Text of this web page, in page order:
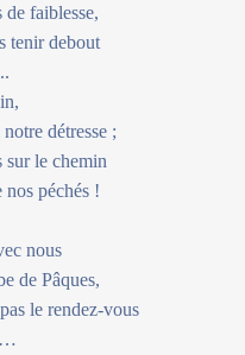
faiblesse,
tenir debout
détresse ;
sur le chemin
péchés !
nous
de Pâques,
le rendez-vous